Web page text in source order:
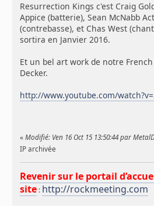
Resurrection Kings c'est Craig
Appice (batterie), Sean McNabb
(contrebasse), et Chas West
sortira en Janvier 2016.
Et un bel art work de notre
Decker.
http://www.youtube.com/
«Modifié: Ven 16 Oct 15 13:50:44 par
IP archivée
Revenir sur le portail
site : http://rockmeeting.com